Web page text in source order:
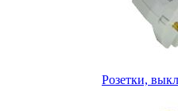
Розетки,